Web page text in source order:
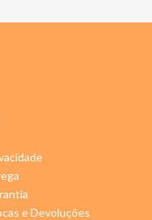
e Devoluções